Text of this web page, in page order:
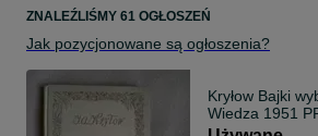
ZNALEŹLIŚMY 61 OGŁOSZEŃ
Jak pozycjonowane są ogłoszenia?
Kryłow Bajki
Wiedza 1951